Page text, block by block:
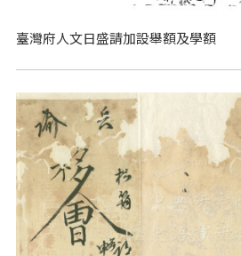
臺灣府人文日盛請加設舉額及學額